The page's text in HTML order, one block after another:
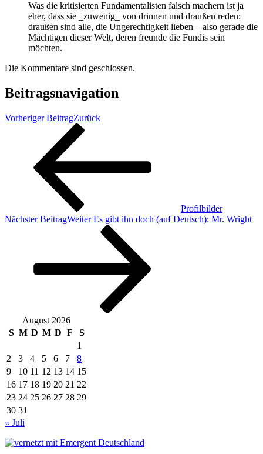
Was die kritisierten Fundamentalisten falsch machern ist ja
eher, dass sie _zuwenig_ von drinnen und draußen reden:
draußen sind alle, die Ungerechtigkeit lieben – also gerade die
Mächtigen dieser Welt, deren freunde die Fundis sein
möchten.
Die Kommentare sind geschlossen.
Beitragsnavigation
Vorheriger BeitragZurück
Profilbilder
Nächster BeitragWeiter Es gibt ihn doch (auf Deutsch): Mr. Wright
August 2026
S M D M D F
S
1
2
3 4 5 6 7
8
9
10 11 12 13 14 15
16 17 18 19 20 21 22
23 24 25 26 27 28 29
30 31
« Juli